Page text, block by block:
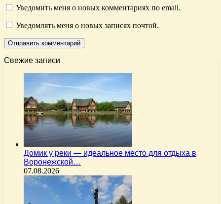
Уведомить меня о новых комментариях по email.
Уведомлять меня о новых записях почтой.
Свежие записи
Домик у реки — идеальное место для отдыха в
Воронежской…
07.08.2026